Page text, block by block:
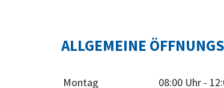
ALLGEMEINE
Montag 08:00 Uhr -